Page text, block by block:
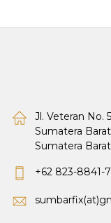
Jl. Veteran No.
Sumatera
Sumatera
+62 823-8841-